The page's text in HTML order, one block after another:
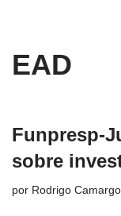
para
EAD
Funpresp-
sobre
por Rodrigo